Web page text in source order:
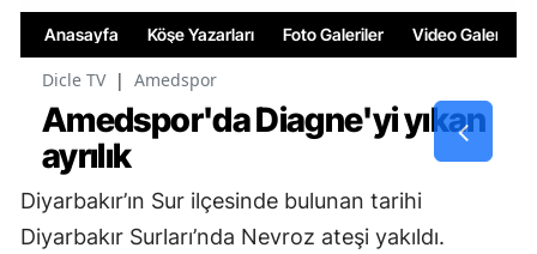
Diyarbakır’ın Sur ilçesinde bulunan tarihi
Diyarbakır Surları’nda Nevroz ateşi yakıldı.